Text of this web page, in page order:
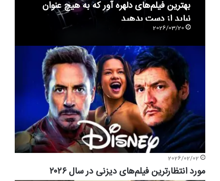
بهترین فیلم‌های دلهره آور که به هیچ عنوان
نباید از دست بدهید
2026/03/20
2026/02/02
مورد انتظار‌ترین فیلم‌های دیزنی در سال ۲۰۲۶